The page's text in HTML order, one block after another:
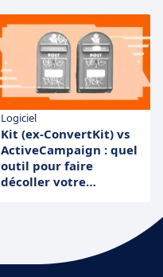
Logiciel
Kit (ex-ConvertKit) vs
ActiveCampaign : quel
outil pour faire
décoller votre